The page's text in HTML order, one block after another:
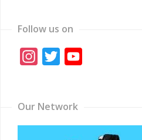
Follow us on
Instagram
Twitter
Our Network